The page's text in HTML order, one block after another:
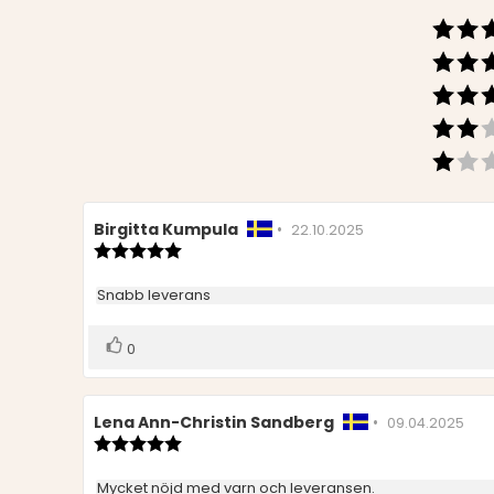
Recensionsförfattare:
Birgitta Kumpula • Recensionsdatum:
22.10.2025
5
Recensionstext:
Snabb leverans
Rösta
0
Recensionsförfattare:
Lena Ann-Christin Sandberg • 09.04.2025
Mycket nöjd med varn och leveransen.